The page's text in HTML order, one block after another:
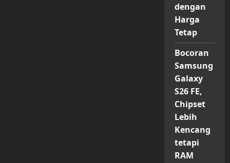
dengan
Harga
Tetap
Bocoran
Samsung
Galaxy
S26 FE,
Chipset
Lebih
Kencang
tetapi
RAM